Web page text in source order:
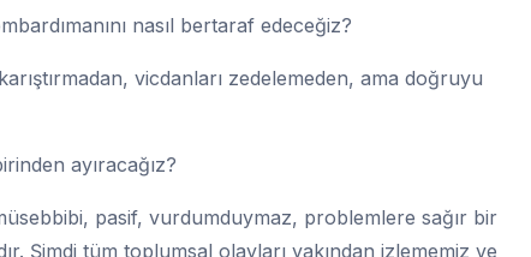
nasıl bertaraf edeceğiz?
vicdanları zedelemeden, ama doğruyu
ayıracağız?
pasif, vurdumduymaz, problemlere sağır bir
Şimdi tüm toplumsal olayları yakından izlememiz ve